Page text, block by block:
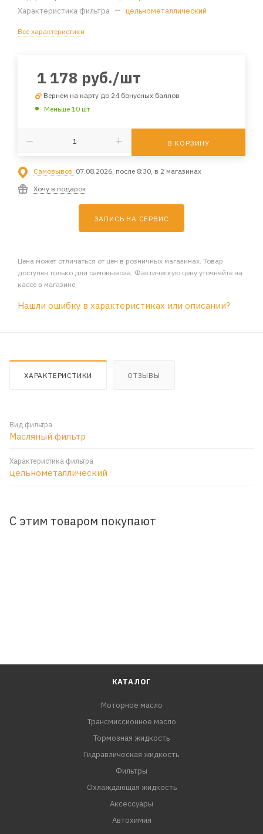
Характеристика фильтра — цельнометаллический
Все характеристики
1 178 руб./шт
Вернем на карту до 24 бонусных баллов
Меньше 10 шт
В КОРЗИНУ
Самовывоз: 07.08.2026, после 8:30, в 2 магазинах
Хочу в подарок
ЗАПИСЬ НА СЕРВИС
Цена может отличаться от цен в розничных магазинах. Товар
доступен только для самовывоза. Фактическую цену уточняйте на
кассе в магазине
Нашли ошибку в характеристиках или описании?
ХАРАКТЕРИСТИКИ ОТЗЫВЫ
Вид фильтра
Масляный фильтр
Характеристика фильтра
цельнометаллический
С этим товаром покупают
КАТАЛОГ
Моторное масло
Трансмиссионное масло
Тормозная жидкость
Гидравлическая жидкость
Фильтры
Охлаждающая жидкость
Аксессуары
Автохимия